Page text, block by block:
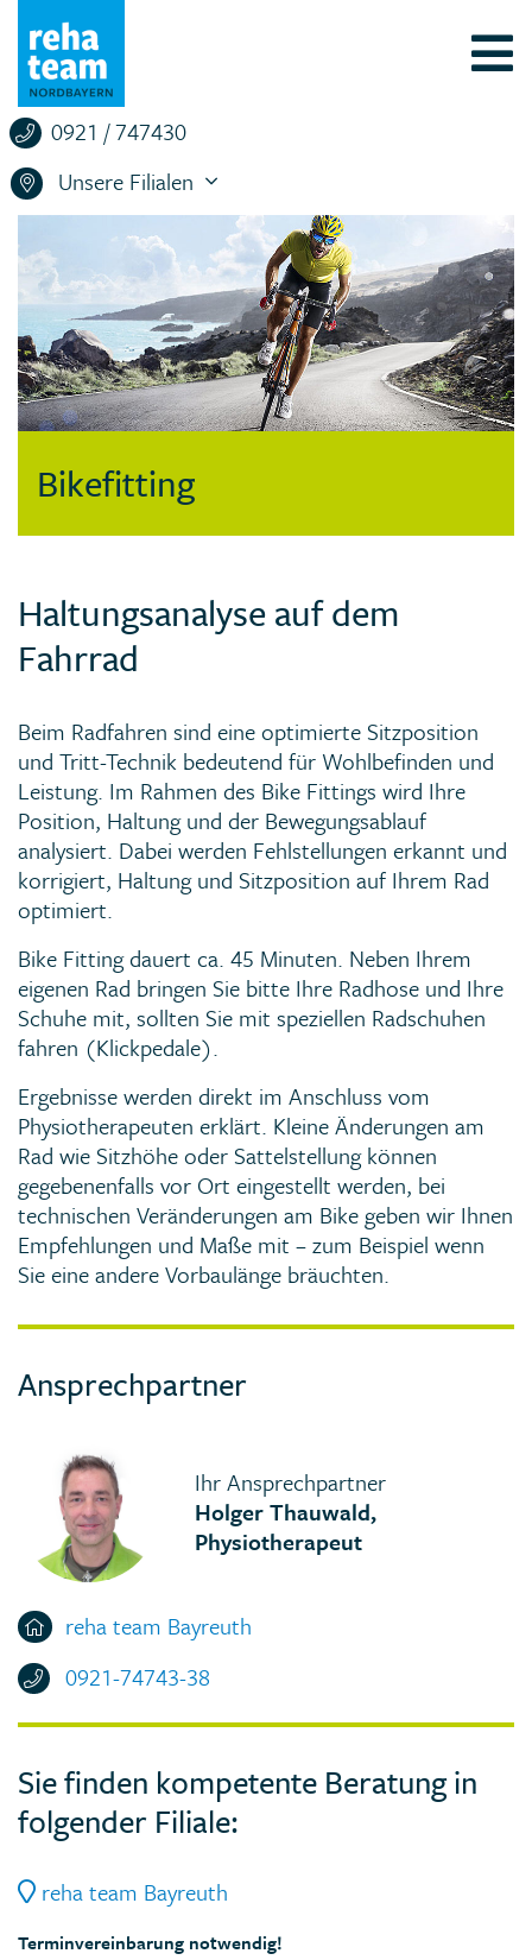
0921 / 747430
Unsere Filialen
Bikefitting
Haltungsanalyse auf dem
Fahrrad
Beim Radfahren sind eine optimierte Sitzposition
und Tritt-Technik bedeutend für Wohlbefinden und
Leistung. Im Rahmen des Bike Fittings wird Ihre
Position, Haltung und der Bewegungsablauf
analysiert. Dabei werden Fehlstellungen erkannt und
korrigiert, Haltung und Sitzposition auf Ihrem Rad
optimiert.
Bike Fitting dauert ca. 45 Minuten. Neben Ihrem
eigenen Rad bringen Sie bitte Ihre Radhose und Ihre
Schuhe mit, sollten Sie mit speziellen Radschuhen
fahren (Klickpedale).
Ergebnisse werden direkt im Anschluss vom
Physiotherapeuten erklärt. Kleine Änderungen am
Rad wie Sitzhöhe oder Sattelstellung können
gegebenenfalls vor Ort eingestellt werden, bei
technischen Veränderungen am Bike geben wir Ihnen
Empfehlungen und Maße mit – zum Beispiel wenn
Sie eine andere Vorbaulänge bräuchten.
Ansprechpartner
Ihr Ansprechpartner
Holger Thauwald,
Physiotherapeut
reha team Bayreuth
0921-74743-38
Sie finden kompetente Beratung in
folgender Filiale:
reha team Bayreuth
Terminvereinbarung notwendig!